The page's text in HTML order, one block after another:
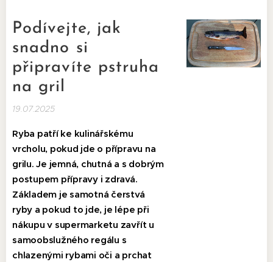
Podívejte, jak
snadno si
připravíte pstruha
na gril
19.07.2025
Ryba patří ke kulinářskému
vrcholu, pokud jde o přípravu na
grilu. Je jemná, chutná a s dobrým
postupem přípravy i zdravá.
Základem je samotná čerstvá
ryby a pokud to jde, je lépe při
nákupu v supermarketu zavřít u
samoobslužného regálu s
chlazenými rybami oči a prchat